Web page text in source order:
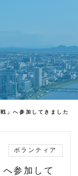
」へ参加してきました
ボランティア
へ参加して